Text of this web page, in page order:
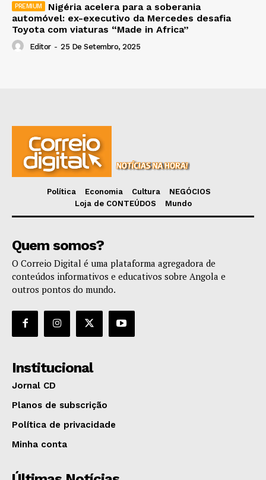
Nigéria acelera para a soberania
automóvel: ex-executivo da Mercedes desafia
Toyota com viaturas “Made in Africa”
Editor - 25 De Setembro, 2025
Política Economia Cultura
NEGÓCIOS
Loja de CONTEÚDOS
Mundo
Quem somos?
O Correio Digital é uma plataforma agregadora de
conteúdos informativos e educativos sobre Angola e
outros pontos do mundo.
Institucional
Jornal CD
Planos de subscrição
Política de privacidade
Minha conta